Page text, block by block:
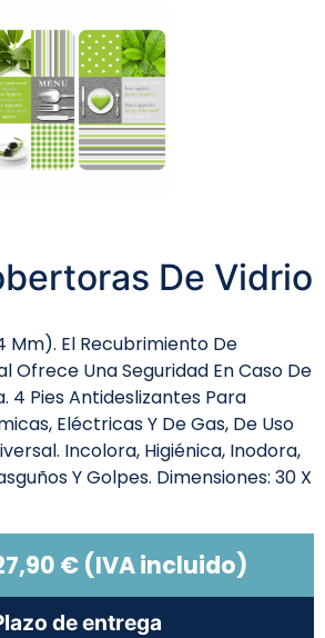
De Vidrio
Mm). El Recubrimiento De
Ofrece Una Seguridad En Caso De
4 Pies Antideslizantes Para
Eléctricas Y De Gas, De Uso
Incolora, Higiénica, Inodora,
Y Golpes. Dimensiones: 30 X
€(IVA incluido)
de entrega